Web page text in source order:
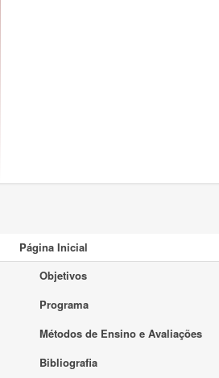
Página Inicial
Objetivos
Programa
Métodos de Ensino e Avaliações
Bibliografia